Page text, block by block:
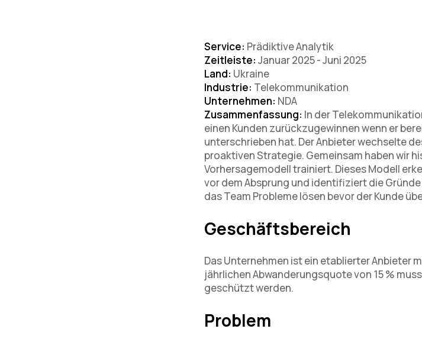
Service: Prädiktive Analytik
Zeitleiste: Januar 2025 - Juni 2025
Land: Ukraine
Industrie: Telekommunikation
Unternehmen: NDA
Zusammenfassung: In der
einen Kunden zurückzugewinnen wenn er
unterschrieben hat. Der Anbieter wechselte
proaktiven Strategie. Gemeinsam haben wir
Vorhersagemodell trainiert. Dieses Modell
vor dem Absprung und identifiziert die
das Team Probleme lösen bevor der Kunde
Geschäftsbereich
Das Unternehmen ist ein etablierter Anbieter
jährlichen Abwanderungsquote von 15 %
geschützt werden.
Problem